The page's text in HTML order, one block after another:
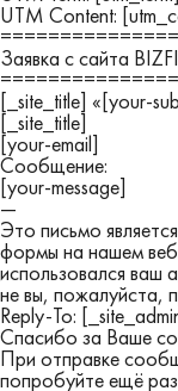
UTM Content:
Заявка с сайта
[_site_title] «[your-
[_site_title]
[your-email]
Сообщение:
[your-message]
—
Это письмо
формы на нашем
использовался ваш
не вы, пожалуйста,
Reply-To:
Спасибо за Ваше
При отправке
попробуйте ещё